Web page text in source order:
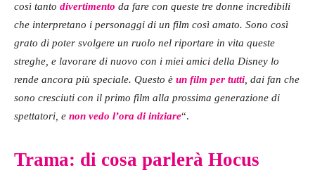
così tanto divertimento da fare con queste tre donne incredibili
che interpretano i personaggi di un film così amato. Sono così
grato di poter svolgere un ruolo nel riportare in vita queste
streghe, e lavorare di nuovo con i miei amici della Disney lo
rende ancora più speciale. Questo è un film per tutti, dai fan che
sono cresciuti con il primo film alla prossima generazione di
spettatori, e non vedo l’ora di iniziare“.
Trama: di cosa parlerà Hocus